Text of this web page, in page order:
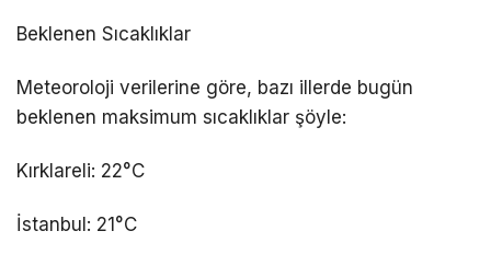
Beklenen Sıcaklıklar
Meteoroloji verilerine göre, bazı illerde bugün
beklenen maksimum sıcaklıklar şöyle:
Kırklareli: 22°C
İstanbul: 21°C